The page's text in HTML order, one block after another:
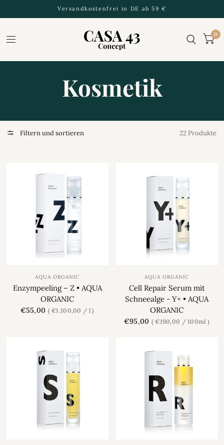
Versandkostenfrei in DE ab 59 €
0
Kosmetik
Filtern und sortieren 22 Produkte
AQUA ORGANIC
Enzympeeling – Z • AQUA
ORGANIC
€55,00 €1.100,00 / l
AQUA ORGANIC
Cell Repair Serum mit
Schneealge - Y+ • AQUA
ORGANIC
€95,00 €190,00 / 100ml